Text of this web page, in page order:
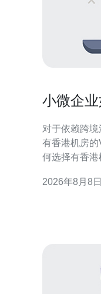
小微企
对于依赖跨
有香港机房的
何选择有香港
运维等方面做
2026年8月8日